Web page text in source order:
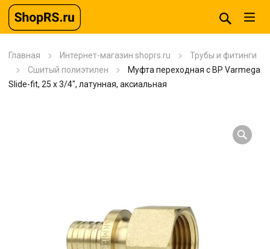
Главная Интернет-магазин shoprs.ru
Трубы и фитинги
Сшитый полиэтилен
Муфта переходная с ВР Varmega
Slide-fit, 25 х 3/4″, латунная, аксиальная